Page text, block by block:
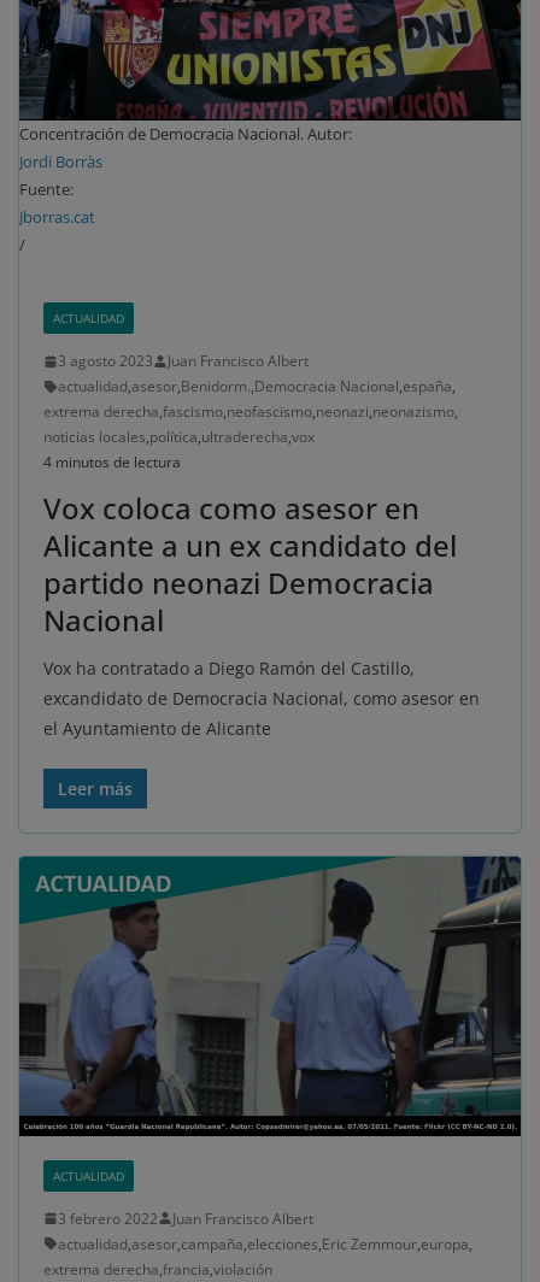
Concentración de Democracia Nacional. Autor:
Jordi Borràs
Fuente:
Jborras.cat
/
ACTUALIDAD
3 agosto 2023
Juan Francisco Albert
actualidad,asesor,Benidorm.,Democracia Nacional,españa,
extrema derecha,fascismo,neofascismo,neonazi,neonazismo,
noticias locales,política,ultraderecha,vox
4 minutos de lectura
Vox coloca como asesor en
Alicante a un ex candidato del
partido neonazi Democracia
Nacional
Vox ha contratado a Diego Ramón del Castillo,
excandidato de Democracia Nacional, como asesor en
el Ayuntamiento de Alicante
Leer más
ACTUALIDAD
3 febrero 2022
Juan Francisco Albert
actualidad,asesor,campaña,elecciones,Eric Zemmour,europa,
extrema derecha,francia,violación